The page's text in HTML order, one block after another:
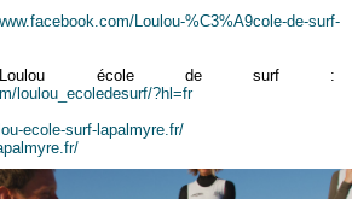
Loulou-%C3%A9cole-de-surf-
école de surf :
loulou_ecoledesurf/?hl=fr
ecole-surf-lapalmyre.fr/